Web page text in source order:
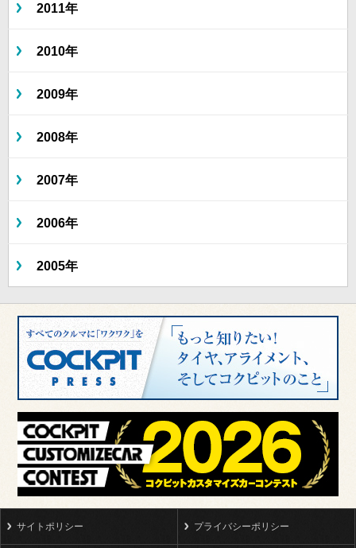
2011年
2010年
2009年
2008年
2007年
2006年
2005年
サイトポリシー プライバシーポリシー